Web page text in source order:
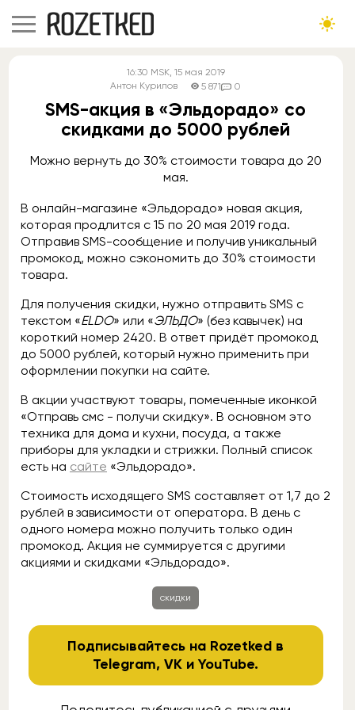
16:30 MSK, 15 мая 2019
Антон Курилов
5 871 0
SMS-акция в «Эльдорадо» со
скидками до 5000 рублей
Можно вернуть до 30% стоимости товара до 20
мая.
В онлайн-магазине «Эльдорадо» новая акция,
которая продлится с 15 по 20 мая 2019 года.
Отправив SMS-сообщение и получив уникальный
промокод, можно сэкономить до 30% стоимости
товара.
Для получения скидки, нужно отправить SMS с
текстом «ELDO» или «ЭЛЬДО» (без кавычек) на
короткий номер 2420. В ответ придёт промокод
до 5000 рублей, который нужно применить при
оформлении покупки на сайте.
В акции участвуют товары, помеченные иконкой
«Отправь смс - получи скидку». В основном это
техника для дома и кухни, посуда, а также
приборы для укладки и стрижки. Полный список
есть на сайте «Эльдорадо».
Стоимость исходящего SMS составляет от 1,7 до 2
рублей в зависимости от оператора. В день с
одного номера можно получить только один
промокод. Акция не суммируется с другими
акциями и скидками «Эльдорадо».
скидки
Подписывайтесь на Rozetked в
Telegram,VK иYouTube.